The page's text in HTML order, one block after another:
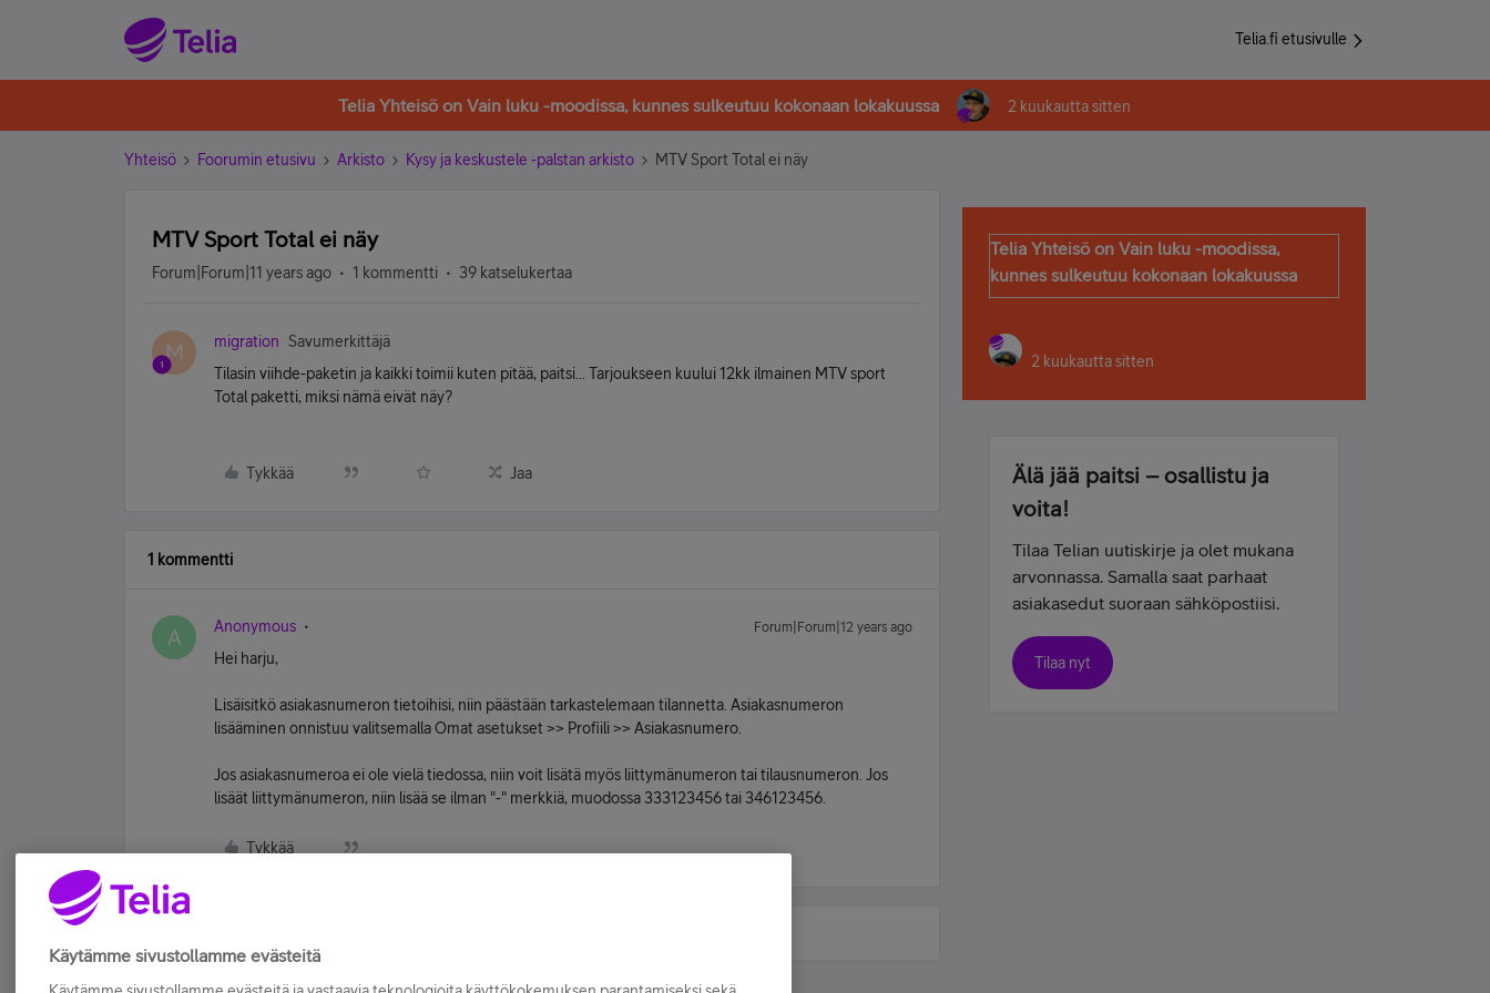
Telia.fi etusivulle
Telia Yhteisö on Vain luku -moodissa, kunnes sulkeutuu kokonaan lokakuussa 2 kuukautta sitten
Yhteisö Foorumin etusivu Arkisto Kysy ja keskustele -palstan arkisto MTV Sport Total ei näy
MTV Sport Total ei näy
Forum|Forum|11 years ago 1 kommentti 39 katselukertaa
M migration
Savumerkittäjä
Tilasin viihde-paketin ja kaikki toimii kuten pitää, paitsi... Tarjoukseen kuului 12kk ilmainen MTV sport
Total paketti, miksi nämä eivät näy?
Tykkää Jaa
1 kommentti
A Anonymous Forum|Forum|12 years ago
Hei harju,
Lisäisitkö asiakasnumeron tietoihisi, niin päästään tarkastelemaan tilannetta. Asiakasnumeron
lisääminen onnistuu valitsemalla Omat asetukset >> Profiili >> Asiakasnumero.
Jos asiakasnumeroa ei ole vielä tiedossa, niin voit lisätä myös liittymänumeron tai tilausnumeron. Jos
lisäät liittymänumeron, niin lisää se ilman "-" merkkiä, muodossa 333123456 tai 346123456.
Tykkää
Telia Yhteisö on Vain luku -moodissa,
kunnes sulkeutuu kokonaan lokakuussa
2 kuukautta sitten
Älä jää paitsi – osallistu ja
voita!
Tilaa Telian uutiskirje ja olet mukana
arvonnassa. Samalla saat parhaat
asiakasedut suoraan sähköpostiisi.
Tilaa nyt
Käytämme sivustollamme evästeitä